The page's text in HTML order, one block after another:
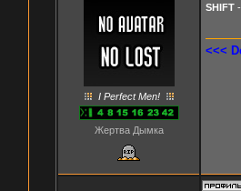
I Perfect Men!
Жертва Дымка
SHIFT
<<<